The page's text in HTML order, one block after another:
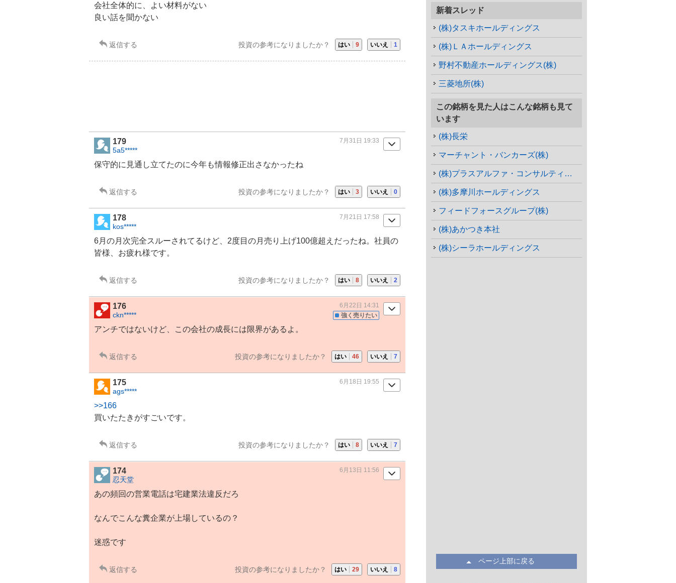
会社全体的に、よい材料がない
良い話を聞かない
返信する 投資の参考になりましたか？ はい 9 いいえ 1
179
5a5*****
7月31日 19:33
保守的に見通し立てたのに今年も情報修正出さなかったね
返信する 投資の参考になりましたか？ はい 3 いいえ 0
178
kos*****
7月21日 17:58
6月の月次完全スルーされてるけど、2度目の月売り上げ100億超えだったね。社員の
皆様、お疲れ様です。
返信する 投資の参考になりましたか？ はい 8 いいえ 2
176
ckn***** 強く売りたい
6月22日 14:31
アンチではないけど、この会社の成長には限界があるよ。
返信する 投資の参考になりましたか？ はい 46 いいえ 7
175
ags*****
6月18日 19:55
>>166
買いたたきがすごいです。
返信する 投資の参考になりましたか？ はい 8 いいえ 7
174
忍天堂
6月13日 11:56
あの頻回の営業電話は宅建業法違反だろ
なんでこんな糞企業が上場しているの？
迷惑です
返信する 投資の参考になりましたか？ はい 29 いいえ 8
新着スレッド
(株)タスキホールディングス
(株)ＬＡホールディングス
野村不動産ホールディングス(株)
三菱地所(株)
この銘柄を見た人はこんな銘柄も見て
います
(株)長栄
マーチャント・バンカーズ(株)
(株)プラスアルファ・コンサルティング
(株)多摩川ホールディングス
フィードフォースグループ(株)
(株)あかつき本社
(株)シーラホールディングス
ページ上部に戻る